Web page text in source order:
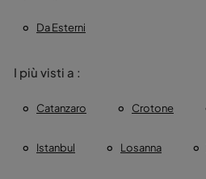
Da Esterni
I più visti a :
Catanzaro Crotone
Istanbul Losanna